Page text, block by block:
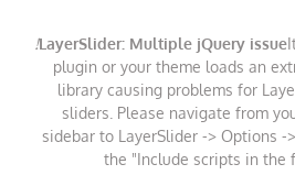
!LayerSlider: Multiple jQuery issue
plugin or your theme loads an
library causing problems for
sliders. Please navigate from
sidebar to LayerSlider -> Options -
the "Include scripts in the